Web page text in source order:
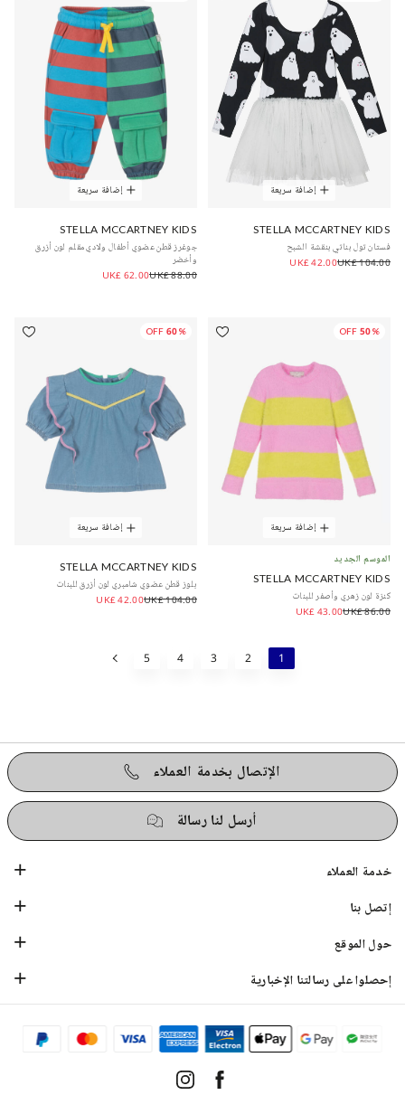
إضافة سريعة
STELLA MCCARTNEY KIDS
فستان تول بناتي بنقشة الشبح
UK£ 104.00
UK£ 42.00
إضافة سريعة
STELLA MCCARTNEY KIDS
جوغرز قطن عضوي أطفال ولادي مقلم لون أزرق
وأخضر
UK£ 88.00
UK£ 62.00
50% OFF
إضافة سريعة
الموسم الجديد
STELLA MCCARTNEY KIDS
كنزة لون زهري وأصفر للبنات
UK£ 86.00
UK£ 43.00
60% OFF
إضافة سريعة
STELLA MCCARTNEY KIDS
بلوز قطن عضوي شامبري لون أزرق للبنات
UK£ 104.00
UK£ 42.00
1
2
3
4
5
الإتصال بخدمة العملاء
أرسل لنا رسالة
خدمة العملاء
إتصل بنا
حول الموقع
إحصلوا على رسالتنا الإخبارية